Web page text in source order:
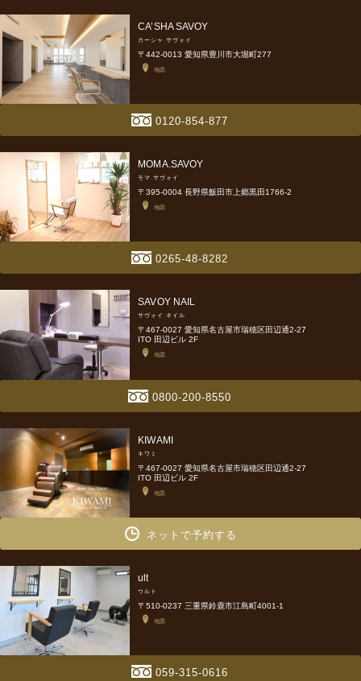
CA’SHA SAVOY
カーシャ サヴォイ
〒442-0013 愛知県豊川市大堀町277
地図
0120-854-877
MOMA.SAVOY
モマ サヴォイ
〒395-0004 長野県飯田市上郷黒田1766-2
地図
0265-48-8282
SAVOY NAIL
サヴォイ ネイル
〒467-0027 愛知県名古屋市瑞穂区田辺通2-27
ITO 田辺ビル 2F
地図
0800-200-8550
KIWAMI
キワミ
〒467-0027 愛知県名古屋市瑞穂区田辺通2-27
ITO 田辺ビル 2F
地図
ネットで予約する
ult
ウルト
〒510-0237 三重県鈴鹿市江島町4001-1
地図
059-315-0616